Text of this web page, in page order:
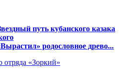
путь кубанского казака
родословное древо...
отряда «Зоркий»